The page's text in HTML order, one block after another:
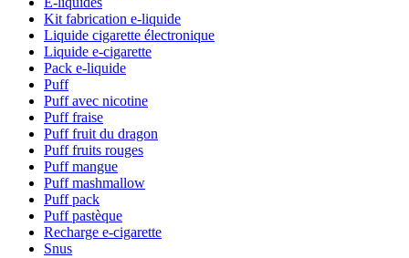
Kit fabrication e-liquide
Liquide cigarette électronique
Liquide e-cigarette
Pack e-liquide
Puff
Puff avec nicotine
Puff fraise
Puff fruit du dragon
Puff fruits rouges
Puff mangue
Puff mashmallow
Puff pack
Puff pastèque
Recharge e-cigarette
Snus